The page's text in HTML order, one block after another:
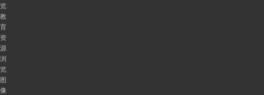
览
教
育
资
源
浏
览
图
像